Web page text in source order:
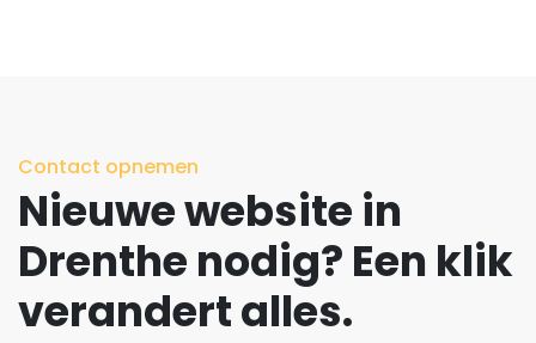
Contact opnemen
Nieuwe website in
Drenthe nodig? Een klik
verandert alles.